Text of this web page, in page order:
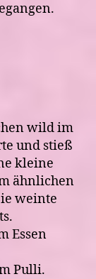
wild im
und stieß
kleine
ähnlichen
weinte
Essen
Pulli.